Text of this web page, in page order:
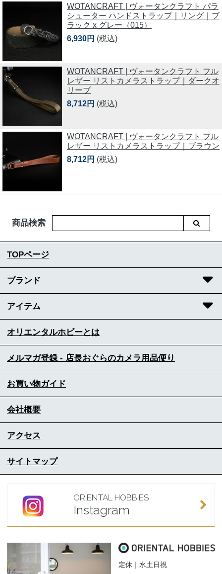
WOTANCRAFT | ヴォータンクラフト パラ
シューター ハンドストラップ｜リング｜ブ
ラック x グレー（015）
6,930円 (税込)
WOTANCRAFT | ヴォータンクラフト フル
レザー リストカメラストラップ｜ダークオ
リーブ
8,712円 (税込)
WOTANCRAFT | ヴォータンクラフト フル
レザー リストカメラストラップ｜ブラウン
8,712円 (税込)
商品検索
TOPページ
ブランド
アイテム
オリエンタルホビーとは
メルマガ登録 - 店長おぐらのカメラ用品便り
お買い物ガイド
会社概要
アクセス
サイトマップ
ORIENTAL HOBBIES
Instagram
定休｜水土日祝